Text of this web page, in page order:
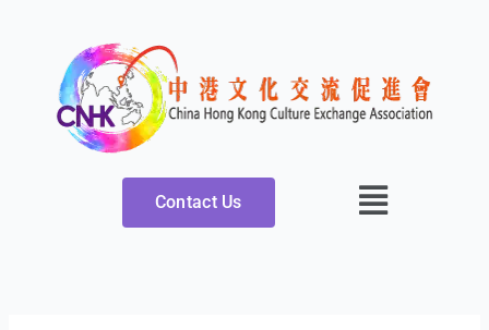
Contact Us